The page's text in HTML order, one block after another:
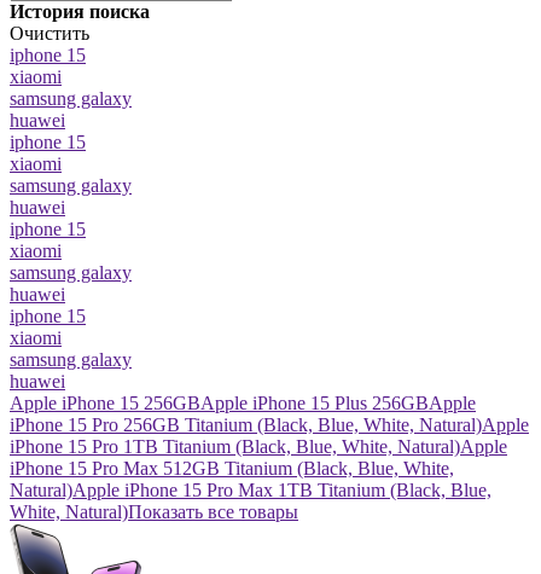
История поиска
Очистить
iphone 15
xiaomi
samsung galaxy
huawei
iphone 15
xiaomi
samsung galaxy
huawei
iphone 15
xiaomi
samsung galaxy
huawei
iphone 15
xiaomi
samsung galaxy
huawei
Apple iPhone 15 256GBApple iPhone 15 Plus 256GBApple
iPhone 15 Pro 256GB Titanium (Black, Blue, White, Natural)Apple
iPhone 15 Pro 1TB Titanium (Black, Blue, White, Natural)Apple
iPhone 15 Pro Max 512GB Titanium (Black, Blue, White,
Natural)Apple iPhone 15 Pro Max 1TB Titanium (Black, Blue,
White, Natural)Показать все товары